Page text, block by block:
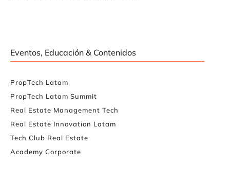
Eventos, Educación & Contenidos
PropTech Latam
PropTech Latam Summit
Real Estate Management Tech
Real Estate Innovation Latam
Tech Club Real Estate
Academy Corporate